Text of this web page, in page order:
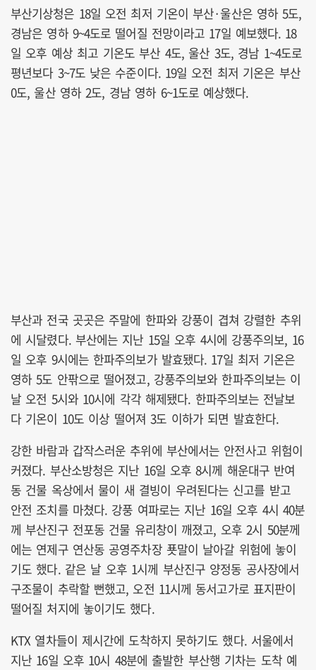
부산기상청은 18일 오전 최저 기온이 부산·울산은 영하 5도,
경남은 영하 9~4도로 떨어질 전망이라고 17일 예보했다. 18
일 오후 예상 최고 기온도 부산 4도, 울산 3도, 경남 1~4도로
평년보다 3~7도 낮은 수준이다. 19일 오전 최저 기온은 부산
0도, 울산 영하 2도, 경남 영하 6~1도로 예상했다.
부산과 전국 곳곳은 주말에 한파와 강풍이 겹쳐 강렬한 추위
에 시달렸다. 부산에는 지난 15일 오후 4시에 강풍주의보, 16
일 오후 9시에는 한파주의보가 발효됐다. 17일 최저 기온은
영하 5도 안팎으로 떨어졌고, 강풍주의보와 한파주의보는 이
날 오전 5시와 10시에 각각 해제됐다. 한파주의보는 전날보
다 기온이 10도 이상 떨어져 3도 이하가 되면 발효한다.
강한 바람과 갑작스러운 추위에 부산에서는 안전사고 위험이
커졌다. 부산소방청은 지난 16일 오후 8시께 해운대구 반여
동 건물 옥상에서 물이 새 결빙이 우려된다는 신고를 받고
안전 조치를 마쳤다. 강풍 여파로는 지난 16일 오후 4시 40분
께 부산진구 전포동 건물 유리창이 깨졌고, 오후 2시 50분께
에는 연제구 연산동 공영주차장 푯말이 날아갈 위험에 놓이
기도 했다. 같은 날 오후 1시께 부산진구 양정동 공사장에서
구조물이 추락할 뻔했고, 오전 11시께 동서고가로 표지판이
떨어질 처지에 놓이기도 했다.
KTX 열차들이 제시간에 도착하지 못하기도 했다. 서울에서
지난 16일 오후 10시 48분에 출발한 부산행 기차는 도착 예